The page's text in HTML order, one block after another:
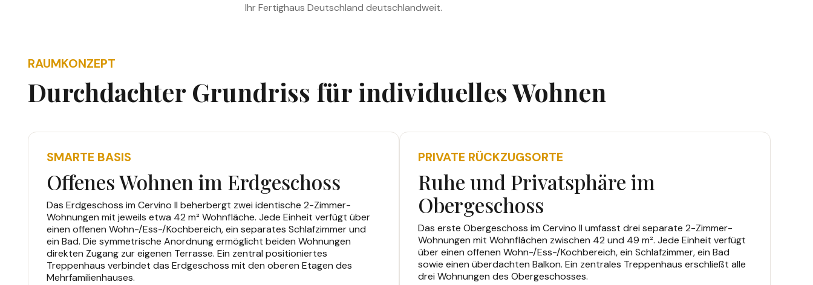
Ihr Fertighaus Deutschland deutschlandweit.
RAUMKONZEPT
Durchdachter Grundriss für individuelles Wohnen
SMARTE BASIS
Offenes Wohnen im Erdgeschoss
Das Erdgeschoss im Cervino II beherbergt zwei identische 2-Zimmer-
Wohnungen mit jeweils etwa 42 m² Wohnfläche. Jede Einheit verfügt über
einen offenen Wohn-/Ess-/Kochbereich, ein separates Schlafzimmer und
ein Bad. Die symmetrische Anordnung ermöglicht beiden Wohnungen
direkten Zugang zur eigenen Terrasse. Ein zentral positioniertes
Treppenhaus verbindet das Erdgeschoss mit den oberen Etagen des
Mehrfamilienhauses.
PRIVATE RÜCKZUGSORTE
Ruhe und Privatsphäre im
Obergeschoss
Das erste Obergeschoss im Cervino II umfasst drei separate 2-Zimmer-
Wohnungen mit Wohnflächen zwischen 42 und 49 m². Jede Einheit verfügt
über einen offenen Wohn-/Ess-/Kochbereich, ein Schlafzimmer, ein Bad
sowie einen überdachten Balkon. Ein zentrales Treppenhaus erschließt alle
drei Wohnungen des Obergeschosses.